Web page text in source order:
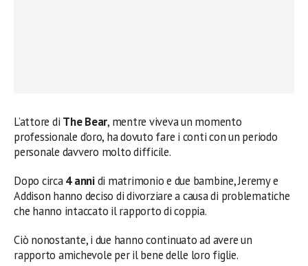
L’attore di The Bear, mentre viveva un momento
professionale d’oro, ha dovuto fare i conti con un periodo
personale davvero molto difficile.
Dopo circa4 annidi matrimonio e due bambine, Jeremy e
Addison hanno deciso di divorziare a causa di problematiche
che hanno intaccato il rapporto di coppia.
Ciò nonostante, i due hanno continuato ad avere un
rapporto amichevole per il bene delle loro figlie.